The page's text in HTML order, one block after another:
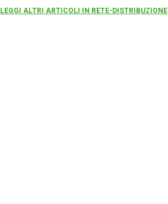
LEGGI ALTRI ARTICOLI IN RETE-DISTRIBUZIONE